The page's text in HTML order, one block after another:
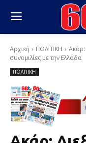
Αρχική ΠΟΛΙΤΙΚΗ
Ακάρ:
συνομιλίες με την Ελλάδα
ΠΟΛΙΤΙΚΗ